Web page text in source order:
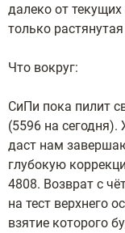
далеко от
только
Что вокруг:
СиПи пока пилит
(5596 на
даст нам
глубокую
4808. Возврат с
на тест верхнего
взятие которого